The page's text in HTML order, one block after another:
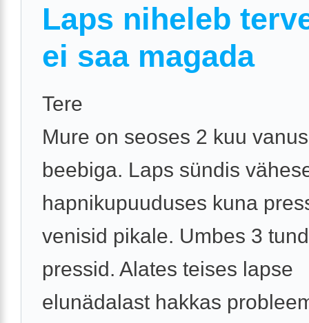
Laps niheleb
ei saa magada
Tere
Mure on seoses 2 kuu
beebiga. Laps sündis
hapnikupuuduses kuna
venisid pikale. Umbes 3
pressid. Alates teises lapse
elunädalast hakkas